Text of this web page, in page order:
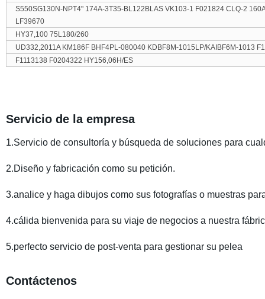
S550SG130N-NPT4" 174A-3T35-BL122BLAS VK103-1 F021824 CLQ-2
LF39670
HY37,100 75L180/260
UD332,2011A KM186F BHF4PL-080040 KDBF8M-1015LP/KAIBF6M-1013
F1113138 F0204322 HY156,06H/ES
Servicio de la empresa
1.Servicio de consultoría y búsqueda de soluciones para
2.Diseño y fabricación como su petición.
3.analice y haga dibujos como sus fotografías o muestras
4.cálida bienvenida para su viaje de negocios a nuestra
5.perfecto servicio de post-venta para gestionar su pelea
Contáctenos